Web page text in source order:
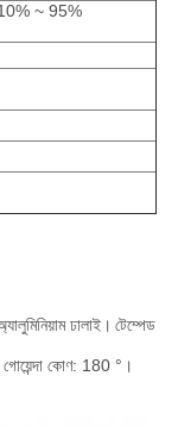
10% ~ 95%
ঢালাই। টেম্পেড
গোয়েন্দা কোণ: 180 °।